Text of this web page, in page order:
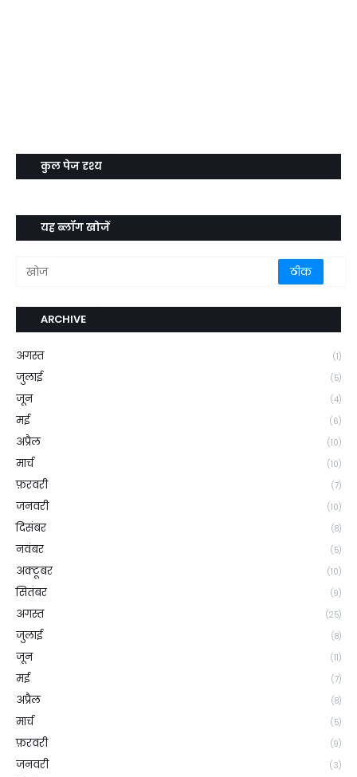
कुल पेज दृश्य
यह ब्लॉग खोजें
ARCHIVE
अगस्त (1)
जुलाई (5)
जून (4)
मई (6)
अप्रैल (10)
मार्च (10)
फ़रवरी (7)
जनवरी (10)
दिसंबर (8)
नवंबर (5)
अक्टूबर (10)
सितंबर (9)
अगस्त (25)
जुलाई (8)
जून (11)
मई (7)
अप्रैल (8)
मार्च (5)
फ़रवरी (9)
जनवरी (3)